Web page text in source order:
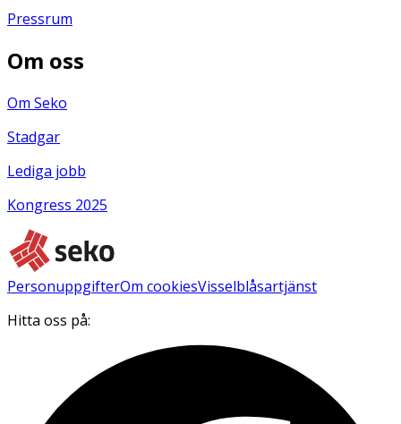
Pressrum
Om oss
Om Seko
Stadgar
Lediga jobb
Kongress 2025
PersonuppgifterOm cookiesVisselblåsartjänst
Hitta oss på: